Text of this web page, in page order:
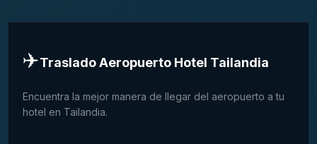
✈️Traslado Aeropuerto Hotel Tailandia
Encuentra la mejor manera de llegar del aeropuerto a tu
hotel en Tailandia.